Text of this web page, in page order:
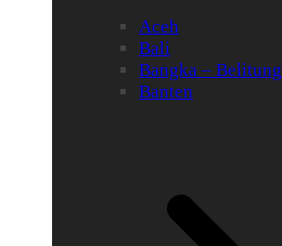
Aceh
Bali
Bangka – Belitung
Banten